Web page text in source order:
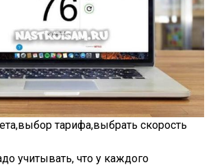
тарифа,выбрать скорость
учитывать, что у каждого